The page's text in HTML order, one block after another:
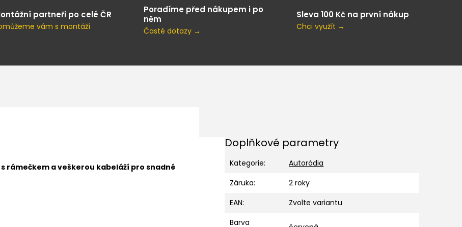
partneři po celé ČR
vám s montáží
Poradíme před nákupem i po
něm
Časté dotazy →
Sleva 100 Kč na první nákup
Chci využít →
rámečkem a veškerou kabeláží pro snadné
Doplňkové parametry
Kategorie:
Autorádia
Záruka:
2 roky
EAN:
Zvolte variantu
Barva